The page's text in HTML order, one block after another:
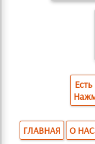
ГЛАВНАЯ О НАС